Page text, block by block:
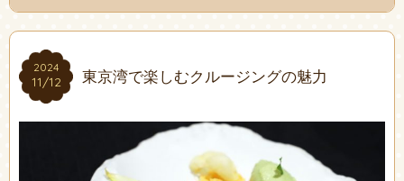
2024
11/12
2024
11/12 東京湾で楽しむクルージングの魅力